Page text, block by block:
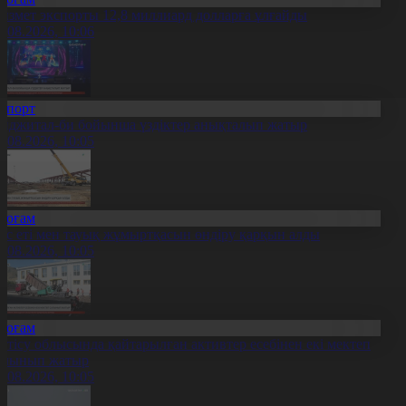
экспорты 12,8 миллиард долларға ұлғайды
10:06
би бойынша үздіктер анықталып жатыр
10:05
еті мен тауық жұмыртқасын өндіру қарқын алды
10:05
облысында қайтарылған активтер есебінен екі мектеп
жатыр
10:05